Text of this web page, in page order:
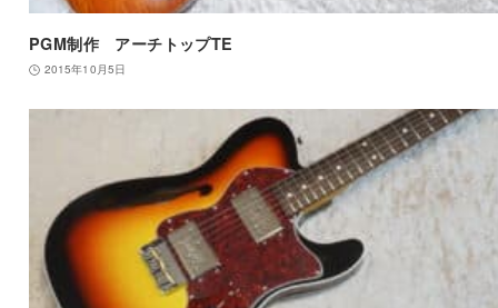
PGM制作 アーチトップTE
2015年10月5日